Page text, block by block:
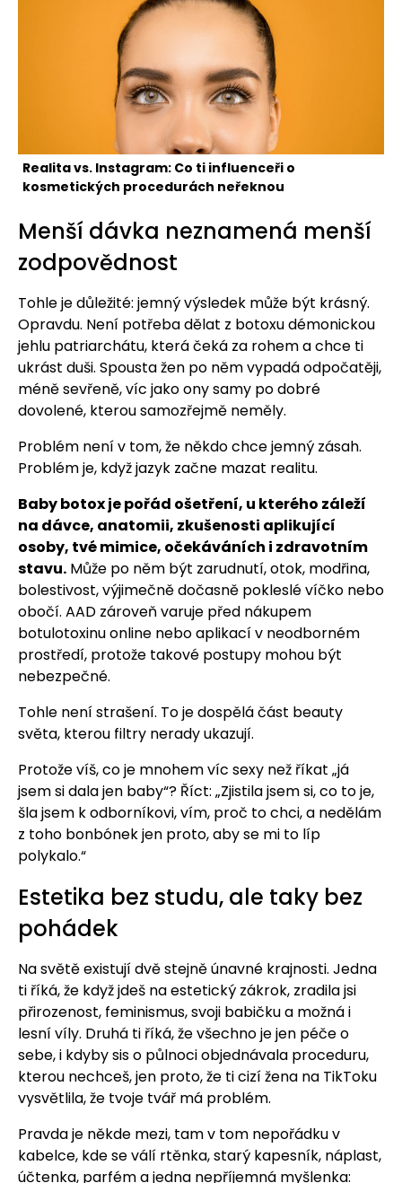
Realita vs. Instagram: Co ti influenceři o
kosmetických procedurách neřeknou
Menší dávka neznamená menší
zodpovědnost
Tohle je důležité: jemný výsledek může být krásný.
Opravdu. Není potřeba dělat z botoxu démonickou
jehlu patriarchátu, která čeká za rohem a chce ti
ukrást duši. Spousta žen po něm vypadá odpočatěji,
méně sevřeně, víc jako ony samy po dobré
dovolené, kterou samozřejmě neměly.
Problém není v tom, že někdo chce jemný zásah.
Problém je, když jazyk začne mazat realitu.
Baby botox je pořád ošetření, u kterého záleží
na dávce, anatomii, zkušenosti aplikující
osoby, tvé mimice, očekáváních i zdravotním
stavu. Může po něm být zarudnutí, otok, modřina,
bolestivost, výjimečně dočasně pokleslé víčko nebo
obočí. AAD zároveň varuje před nákupem
botulotoxinu online nebo aplikací v neodborném
prostředí, protože takové postupy mohou být
nebezpečné.
Tohle není strašení. To je dospělá část beauty
světa, kterou filtry nerady ukazují.
Protože víš, co je mnohem víc sexy než říkat „já
jsem si dala jen baby“? Říct: „Zjistila jsem si, co to je,
šla jsem k odborníkovi, vím, proč to chci, a nedělám
z toho bonbónek jen proto, aby se mi to líp
polykalo.“
Estetika bez studu, ale taky bez
pohádek
Na světě existují dvě stejně únavné krajnosti. Jedna
ti říká, že když jdeš na estetický zákrok, zradila jsi
přirozenost, feminismus, svoji babičku a možná i
lesní víly. Druhá ti říká, že všechno je jen péče o
sebe, i kdyby sis o půlnoci objednávala proceduru,
kterou nechceš, jen proto, že ti cizí žena na TikToku
vysvětlila, že tvoje tvář má problém.
Pravda je někde mezi, tam v tom nepořádku v
kabelce, kde se válí rtěnka, starý kapesník, náplast,
účtenka, parfém a jedna nepříjemná myšlenka: